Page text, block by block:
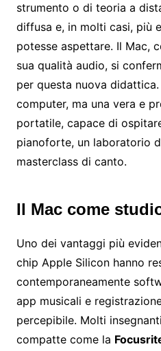
strumento o di teoria a
diffusa e, in molti casi, più
potesse aspettare. Il Mac,
sua qualità audio, si
per questa nuova
computer, ma una vera e
portatile, capace di
pianoforte, un laboratorio
masterclass di canto.
Il Mac come
Uno dei vantaggi più
chip Apple Silicon hanno
contemporaneamente
app musicali e
percepibile. Molti
compatte come la